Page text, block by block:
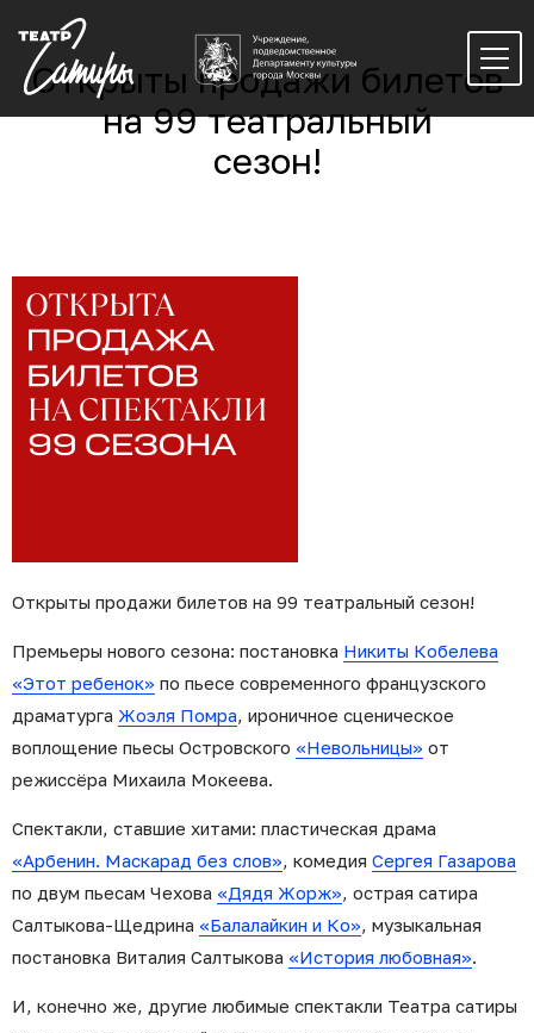
Открыты продажи билетов
на 99 театральный
сезон!
Открыты продажи билетов на 99 театральный сезон!
Премьеры нового сезона: постановка Никиты Кобелева
«Этот ребенок» по пьесе современного французского
драматурга Жоэля Помра, ироничное сценическое
воплощение пьесы Островского «Невольницы» от
режиссёра Михаила Мокеева.
Спектакли, ставшие хитами: пластическая драма
«Арбенин. Маскарад без слов», комедия Сергея Газарова
по двум пьесам Чехова «Дядя Жорж», острая сатира
Салтыкова-Щедрина «Балалайкин и Ко», музыкальная
постановка Виталия Салтыкова «История любовная».
И, конечно же, другие любимые спектакли Театра сатиры